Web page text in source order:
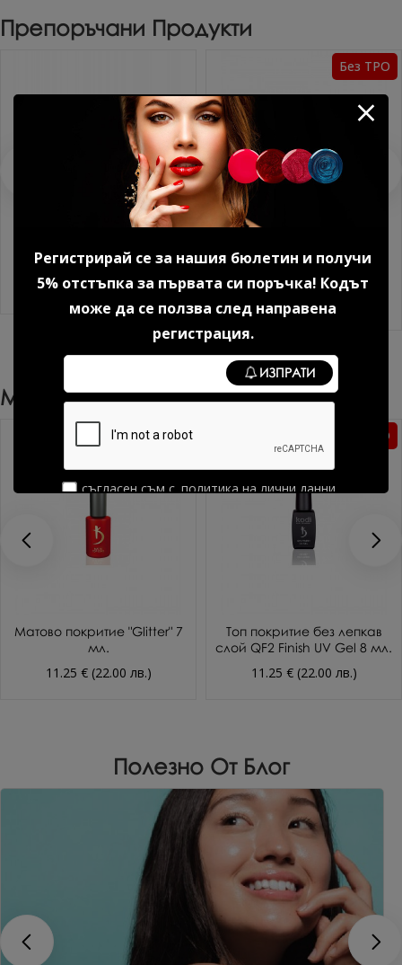
Регистрирай се за нашия бюлетин и получи
5% отстъпка за първата си поръчка! Кодът
може да се ползва след направена
регистрация.
ИЗПРАТИ
съгласен съм с политика на лични данни
Препоръчани Продукти
Каучукова основа за гел лак
12 мл.
13.29 € (25.99 лв.)
Ултрабонд праймер без
киселина KODI 15 мл.
9.20 € (17.99 лв.)
Може Да Харесате Още
Без TPO
Матово покритие "Велур
NEW" 7 мл.
11.25 € (22.00 лв.)
Без TPO
Матово покритие "Satin" 7
мл.
11.25 € (22.00 лв.)
Полезно От Блог